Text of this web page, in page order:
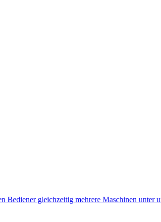
gleichzeitig mehrere Maschinen unter